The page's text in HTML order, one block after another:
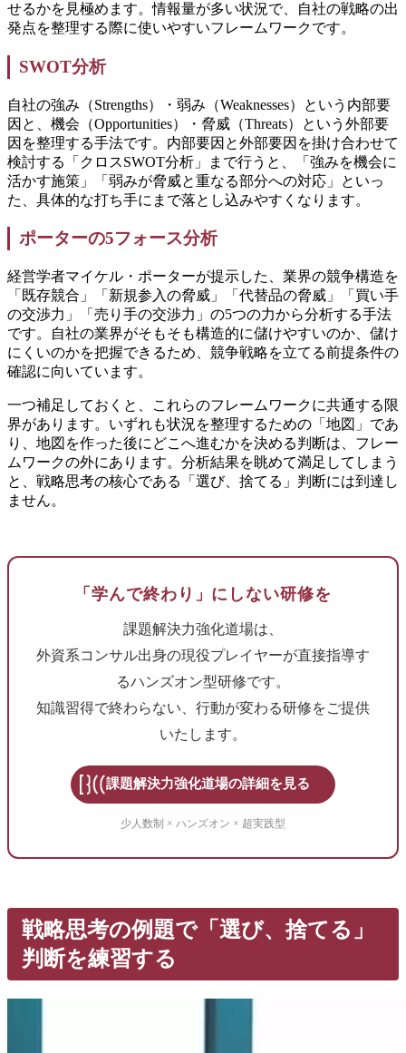
せるかを見極めます。情報量が多い状況で、自社の戦略の出
発点を整理する際に使いやすいフレームワークです。
SWOT分析
自社の強み（Strengths）・弱み（Weaknesses）という内部要
因と、機会（Opportunities）・脅威（Threats）という外部要
因を整理する手法です。内部要因と外部要因を掛け合わせて
検討する「クロスSWOT分析」まで行うと、「強みを機会に
活かす施策」「弱みが脅威と重なる部分への対応」といっ
た、具体的な打ち手にまで落とし込みやすくなります。
ポーターの5フォース分析
経営学者マイケル・ポーターが提示した、業界の競争構造を
「既存競合」「新規参入の脅威」「代替品の脅威」「買い手
の交渉力」「売り手の交渉力」の5つの力から分析する手法
です。自社の業界がそもそも構造的に儲けやすいのか、儲け
にくいのかを把握できるため、競争戦略を立てる前提条件の
確認に向いています。
一つ補足しておくと、これらのフレームワークに共通する限
界があります。いずれも状況を整理するための「地図」であ
り、地図を作った後にどこへ進むかを決める判断は、フレー
ムワークの外にあります。分析結果を眺めて満足してしまう
と、戦略思考の核心である「選び、捨てる」判断には到達し
ません。
「学んで終わり」にしない研修を
課題解決力強化道場は、
外資系コンサル出身の現役プレイヤーが直接指導す
るハンズオン型研修です。
知識習得で終わらない、行動が変わる研修をご提供
いたします。
課題解決力強化道場の詳細を見る
少人数制 × ハンズオン × 超実践型
戦略思考の例題で「選び、捨てる」
判断を練習する